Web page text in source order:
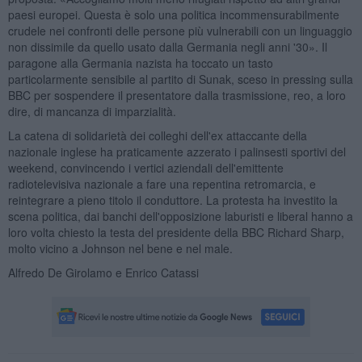
paesi europei. Questa è solo una politica incommensurabilmente
crudele nei confronti delle persone più vulnerabili con un linguaggio
non dissimile da quello usato dalla Germania negli anni '30». Il
paragone alla Germania nazista ha toccato un tasto
particolarmente sensibile al partito di Sunak, sceso in pressing sulla
BBC per sospendere il presentatore dalla trasmissione, reo, a loro
dire, di mancanza di imparzialità.
La catena di solidarietà dei colleghi dell'ex attaccante della
nazionale inglese ha praticamente azzerato i palinsesti sportivi del
weekend, convincendo i vertici aziendali dell'emittente
radiotelevisiva nazionale a fare una repentina retromarcia, e
reintegrare a pieno titolo il conduttore. La protesta ha investito la
scena politica, dai banchi dell'opposizione laburisti e liberal hanno a
loro volta chiesto la testa del presidente della BBC Richard Sharp,
molto vicino a Johnson nel bene e nel male.
Alfredo De Girolamo e Enrico Catassi